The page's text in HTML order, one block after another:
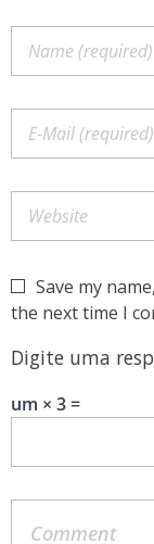
Save my
the next time I
Digite uma
um × 3 =